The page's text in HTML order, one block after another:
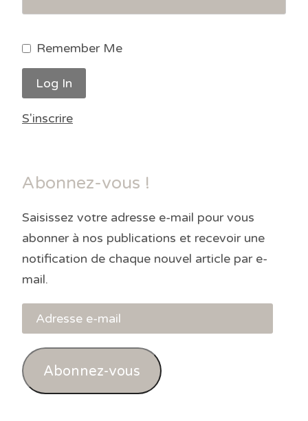
Remember Me
S'inscrire
Abonnez-vous !
Saisissez votre adresse e-mail pour vous
abonner à nos publications et recevoir une
notification de chaque nouvel article par e-
mail.
Adresse
e-
mail
Abonnez-vous